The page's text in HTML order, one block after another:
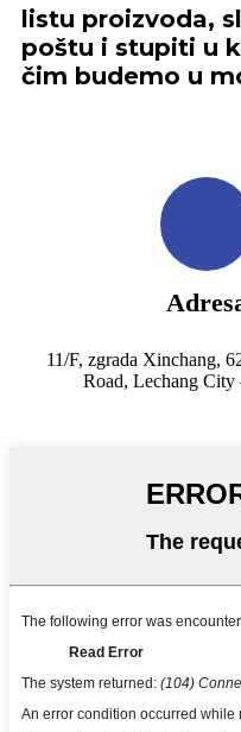
listu proizvoda,
poštu i stupiti u
čim budemo u
11/F, zgrada Xinchang,
Road, Lechang